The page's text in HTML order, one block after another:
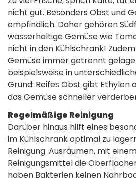
nicht gut. Besonders Obst und
empfindlich. Daher gehören
wasserhaltige Gemüse wie
nicht in den Kühlschrank!
Gemüse immer getrennt
beispielsweise in
Grund: Reifes Obst gibt Ethylen
das Gemüse schneller
Regelmäßige Reinigung
Darüber hinaus hilft eines
im Kühlschrank optimal zu
Reinigung. Ausräumen, mit
Reinigungsmittel die
haben Bakterien keinen